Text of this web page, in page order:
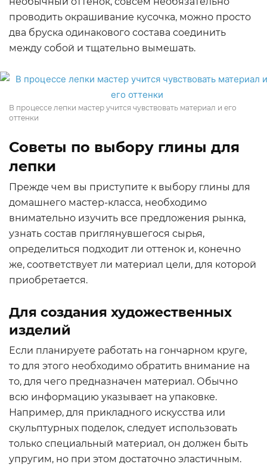
проводить окрашивание кусочка, можно просто
два бруска одинакового состава соединить
между собой и тщательно вымешать.
В процессе лепки мастер учится чувствовать материал и его
оттенки
Советы по выбору глины для
лепки
Прежде чем вы приступите к выбору глины для
домашнего мастер-класса, необходимо
внимательно изучить все предложения рынка,
узнать состав приглянувшегося сырья,
определиться подходит ли оттенок и, конечно
же, соответствует ли материал цели, для которой
приобретается.
Для создания художественных
изделий
Если планируете работать на гончарном круге,
то для этого необходимо обратить внимание на
то, для чего предназначен материал. Обычно
всю информацию указывает на упаковке.
Например, для прикладного искусства или
скульптурных поделок, следует использовать
только специальный материал, он должен быть
упругим, но при этом достаточно эластичным.